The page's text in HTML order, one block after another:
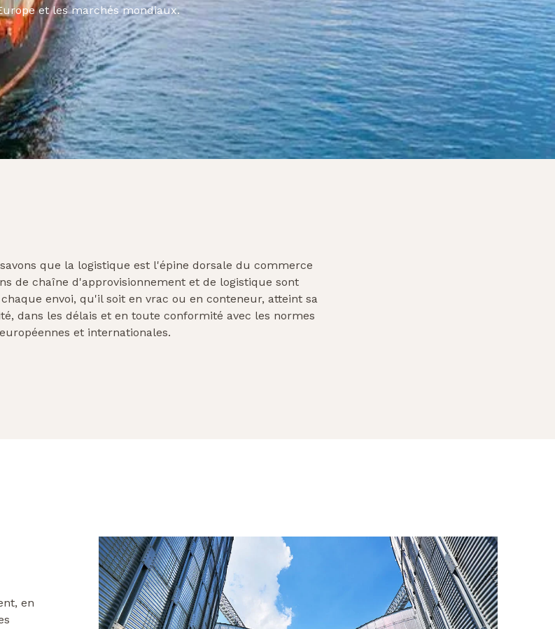
et les marchés mondiaux.
que la logistique est l'épine dorsale du commerce
de chaîne d'approvisionnement et de logistique sont
envoi, qu'il soit en vrac ou en conteneur, atteint sa
dans les délais et en toute conformité avec les normes
européennes et internationales.
en